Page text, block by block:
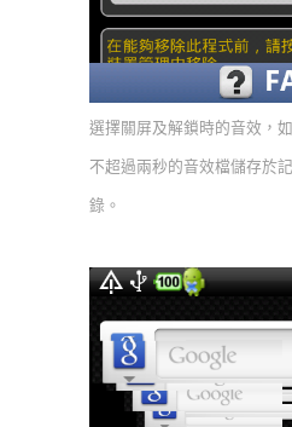
選擇關屏及解鎖時的音效，
不超過兩秒的音效檔儲存於
錄。